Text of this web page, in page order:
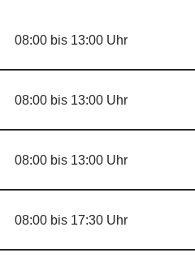
08:00 bis 13:00 Uhr
08:00 bis 13:00 Uhr
08:00 bis 13:00 Uhr
08:00 bis 17:30 Uhr